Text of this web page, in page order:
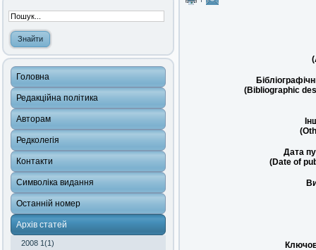
Головна
Редакційна політика
Авторам
Редколегія
Контакти
Символіка видання
Останній номер
Архів статей
2008 1(1)
(Bibliographic
Дата
(Date of